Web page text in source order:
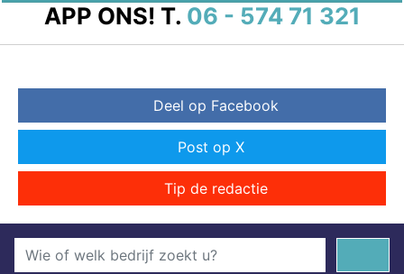
APP ONS! T. 06 - 574 71 321
Deel op Facebook
Post op X
Tip de redactie